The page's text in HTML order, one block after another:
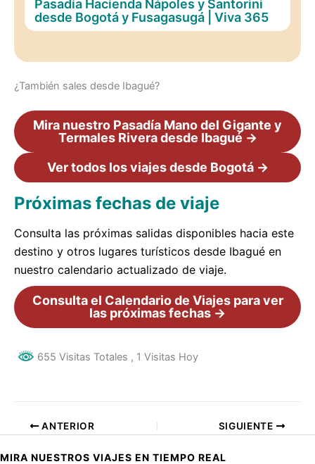
Pasadía Hacienda Nápoles y Santorini
desde Bogotá y Fusagasugá | Viva 365
¿También sales desde Ibagué?
Mira nuestro Pasadía Mano del Gigante y
Termales Rivera desde Ibagué →
Ver todos los viajes desde Bogotá →
Próximas fechas de viaje
Consulta las próximas salidas disponibles hacia este
destino y otros lugares turísticos desde Ibagué en
nuestro calendario actualizado de viaje.
Consulta el Calendario de Viajes para ver
las próximas fechas →
655 Visitas Totales , 1 Visitas Hoy
ANTERIOR SIGUIENTE
MIRA NUESTROS VIAJES EN TIEMPO REAL